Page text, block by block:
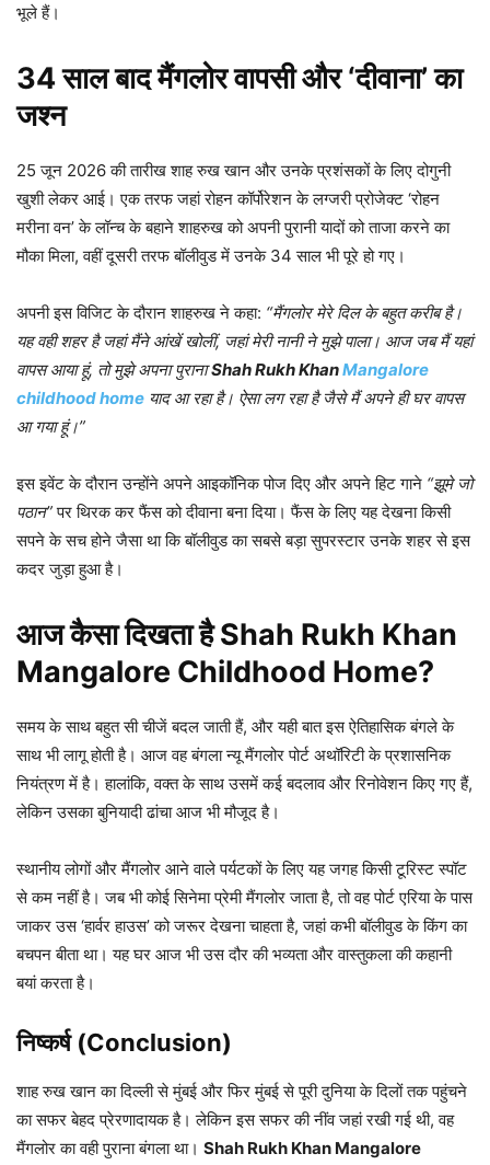
भूले हैं।
34 साल बाद मैंगलोर वापसी और ‘दीवाना’ का
जश्न
25 जून 2026 की तारीख शाह रुख खान और उनके प्रशंसकों के लिए दोगुनी
खुशी लेकर आई। एक तरफ जहां रोहन कॉर्पोरेशन के लग्जरी प्रोजेक्ट ‘रोहन
मरीना वन’ के लॉन्च के बहाने शाहरुख को अपनी पुरानी यादों को ताजा करने का
मौका मिला, वहीं दूसरी तरफ बॉलीवुड में उनके 34 साल भी पूरे हो गए।
अपनी इस विजिट के दौरान शाहरुख ने कहा: “मैंगलोर मेरे दिल के बहुत करीब है।
यह वही शहर है जहां मैंने आंखें खोलीं, जहां मेरी नानी ने मुझे पाला। आज जब मैं यहां
वापस आया हूं, तो मुझे अपना पुरानाShah Rukh KhanMangalore
childhood home याद आ रहा है। ऐसा लग रहा है जैसे मैं अपने ही घर वापस
आ गया हूं।”
इस इवेंट के दौरान उन्होंने अपने आइकॉनिक पोज दिए और अपने हिट गाने “झूमे जो
पठान”पर थिरक कर फैंस को दीवाना बना दिया। फैंस के लिए यह देखना किसी
सपने के सच होने जैसा था कि बॉलीवुड का सबसे बड़ा सुपरस्टार उनके शहर से इस
कदर जुड़ा हुआ है।
आज कैसा दिखता है Shah Rukh Khan
Mangalore Childhood Home?
समय के साथ बहुत सी चीजें बदल जाती हैं, और यही बात इस ऐतिहासिक बंगले के
साथ भी लागू होती है। आज वह बंगला न्यू मैंगलोर पोर्ट अथॉरिटी के प्रशासनिक
नियंत्रण में है। हालांकि, वक्त के साथ उसमें कई बदलाव और रिनोवेशन किए गए हैं,
लेकिन उसका बुनियादी ढांचा आज भी मौजूद है।
स्थानीय लोगों और मैंगलोर आने वाले पर्यटकों के लिए यह जगह किसी टूरिस्ट स्पॉट
से कम नहीं है। जब भी कोई सिनेमा प्रेमी मैंगलोर जाता है, तो वह पोर्ट एरिया के पास
जाकर उस ‘हार्वर हाउस’ को जरूर देखना चाहता है, जहां कभी बॉलीवुड के किंग का
बचपन बीता था। यह घर आज भी उस दौर की भव्यता और वास्तुकला की कहानी
बयां करता है।
निष्कर्ष (Conclusion)
शाह रुख खान का दिल्ली से मुंबई और फिर मुंबई से पूरी दुनिया के दिलों तक पहुंचने
का सफर बेहद प्रेरणादायक है। लेकिन इस सफर की नींव जहां रखी गई थी, वह
मैंगलोर का वही पुराना बंगला था। Shah Rukh Khan Mangalore